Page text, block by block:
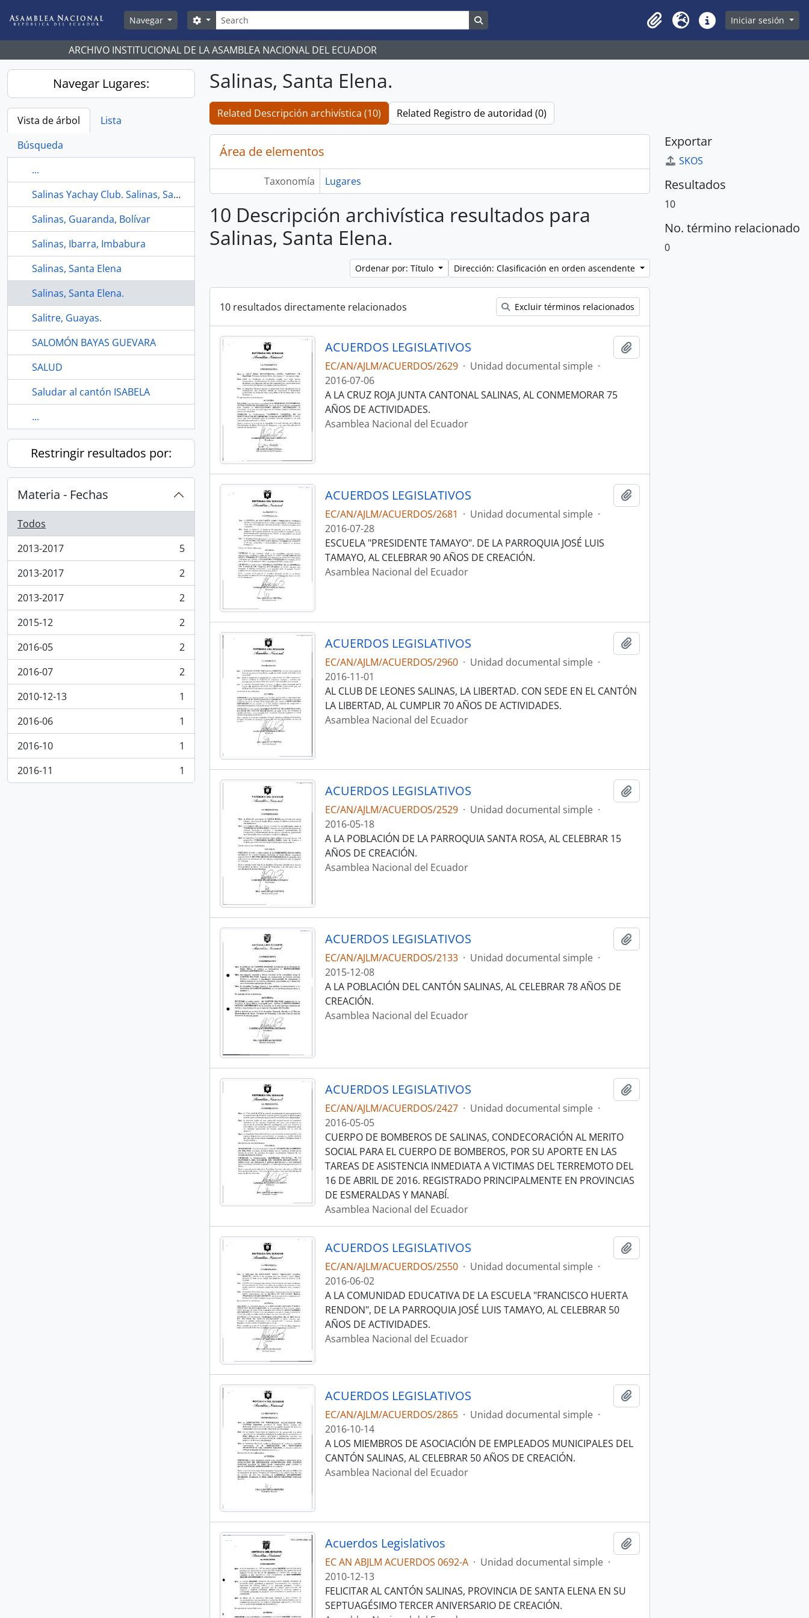
Navegar
Búsqueda
Search options
Clipboard
Idioma Enlaces rápidos
Iniciar sesión
ARCHIVO INSTITUCIONAL DE LA ASAMBLEA NACIONAL DEL ECUADOR
Navegar Lugares:
Vista de árbol
Lista
Búsqueda
...
Salinas Yachay Club. Salinas, Santa Elena
Salinas, Guaranda, Bolívar
Salinas, Ibarra, Imbabura
Salinas, Santa Elena
Salinas, Santa Elena.
Salitre, Guayas.
SALOMÓN BAYAS GUEVARA
SALUD
Saludar al cantón ISABELA
...
Restringir resultados por:
Materia - Fechas
Todos
2013-2017
, 5 resultados
5
2013-2017
, 2 resultados
2
2013-2017
, 2 resultados
2
2015-12
, 2 resultados
2
2016-05
, 2 resultados
2
2016-07
, 2 resultados
2
2010-12-13
, 1 resultados
1
2016-06
, 1 resultados
1
2016-10
, 1 resultados
1
2016-11
, 1 resultados 1
Salinas, Santa Elena.
Related Descripción archivística (10) Related Registro de autoridad (0)
Área de elementos
Taxonomía Lugares
10 Descripción archivística resultados para
Salinas, Santa Elena.
Ordenar por: Título Dirección: Clasificación en orden ascendente
10 resultados directamente relacionados Excluir términos relacionados
ACUERDOS LEGISLATIVOS
EC/AN/AJLM/ACUERDOS/2629 · Unidad documental simple ·
2016-07-06
A LA CRUZ ROJA JUNTA CANTONAL SALINAS, AL CONMEMORAR 75
AÑOS DE ACTIVIDADES.
Asamblea Nacional del Ecuador
ACUERDOS LEGISLATIVOS
EC/AN/AJLM/ACUERDOS/2681 · Unidad documental simple ·
2016-07-28
ESCUELA "PRESIDENTE TAMAYO". DE LA PARROQUIA JOSÉ LUIS
TAMAYO, AL CELEBRAR 90 AÑOS DE CREACIÓN.
Asamblea Nacional del Ecuador
ACUERDOS LEGISLATIVOS
EC/AN/AJLM/ACUERDOS/2960 · Unidad documental simple ·
2016-11-01
AL CLUB DE LEONES SALINAS, LA LIBERTAD. CON SEDE EN EL CANTÓN
LA LIBERTAD, AL CUMPLIR 70 AÑOS DE ACTIVIDADES.
Asamblea Nacional del Ecuador
ACUERDOS LEGISLATIVOS
EC/AN/AJLM/ACUERDOS/2529 · Unidad documental simple ·
2016-05-18
A LA POBLACIÓN DE LA PARROQUIA SANTA ROSA, AL CELEBRAR 15
AÑOS DE CREACIÓN.
Asamblea Nacional del Ecuador
ACUERDOS LEGISLATIVOS
EC/AN/AJLM/ACUERDOS/2133 · Unidad documental simple ·
2015-12-08
A LA POBLACIÓN DEL CANTÓN SALINAS, AL CELEBRAR 78 AÑOS DE
CREACIÓN.
Asamblea Nacional del Ecuador
ACUERDOS LEGISLATIVOS
EC/AN/AJLM/ACUERDOS/2427 · Unidad documental simple ·
2016-05-05
CUERPO DE BOMBEROS DE SALINAS, CONDECORACIÓN AL MERITO
SOCIAL PARA EL CUERPO DE BOMBEROS, POR SU APORTE EN LAS
TAREAS DE ASISTENCIA INMEDIATA A VICTIMAS DEL TERREMOTO DEL
16 DE ABRIL DE 2016. REGISTRADO PRINCIPALMENTE EN PROVINCIAS
DE ESMERALDAS Y MANABÍ.
Asamblea Nacional del Ecuador
ACUERDOS LEGISLATIVOS
EC/AN/AJLM/ACUERDOS/2550 · Unidad documental simple ·
2016-06-02
A LA COMUNIDAD EDUCATIVA DE LA ESCUELA "FRANCISCO HUERTA
RENDON", DE LA PARROQUIA JOSÉ LUIS TAMAYO, AL CELEBRAR 50
AÑOS DE ACTIVIDADES.
Asamblea Nacional del Ecuador
ACUERDOS LEGISLATIVOS
EC/AN/AJLM/ACUERDOS/2865 · Unidad documental simple ·
2016-10-14
A LOS MIEMBROS DE ASOCIACIÓN DE EMPLEADOS MUNICIPALES DEL
CANTÓN SALINAS, AL CELEBRAR 50 AÑOS DE CREACIÓN.
Asamblea Nacional del Ecuador
Acuerdos Legislativos
EC AN ABJLM ACUERDOS 0692-A · Unidad documental simple ·
2010-12-13
FELICITAR AL CANTÓN SALINAS, PROVINCIA DE SANTA ELENA EN SU
SEPTUAGÉSIMO TERCER ANIVERSARIO DE CREACIÓN.
Exportar
SKOS
Resultados
10
No. término relacionado
0